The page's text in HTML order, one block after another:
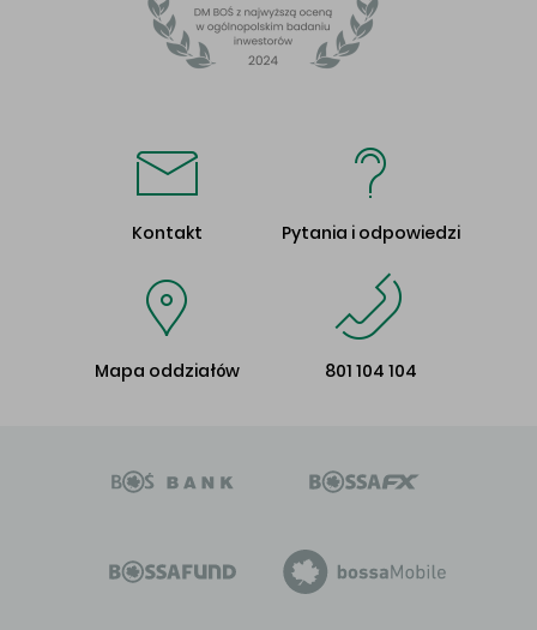
Kontakt Pytania i odpowiedzi
Mapa oddziałów 801 104 104